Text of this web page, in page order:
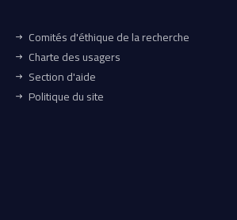
Comités d'éthique de la recherche
Charte des usagers
Section d'aide
Politique du site